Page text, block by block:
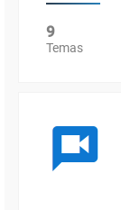
9
Temas